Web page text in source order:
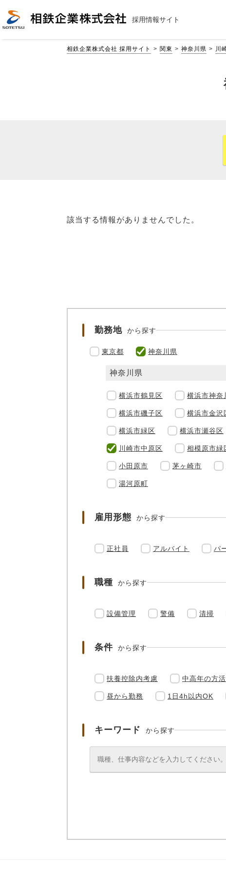
採用情報サイト
相鉄企業株式会社 採用サイト 関東 神奈川県 川
該当する情報がありませんでした。
勤務地 から探す
東京都 神奈川県
神奈川県
横浜市鶴見区 横浜市神奈
横浜市磯子区 横浜市金沢
横浜市緑区 横浜市瀬谷区
川崎市中原区 相模原市緑
小田原市 茅ヶ崎市
湯河原町
雇用形態 から探す
正社員 アルバイト パ
職種 から探す
設備管理 警備 清掃
条件 から探す
扶養控除内考慮 中高年の方
昼から勤務 1日4h以内OK
キーワード から探す